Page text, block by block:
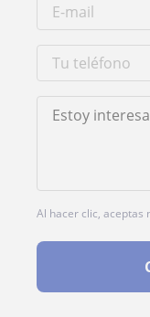
Al hacer clic, aceptas